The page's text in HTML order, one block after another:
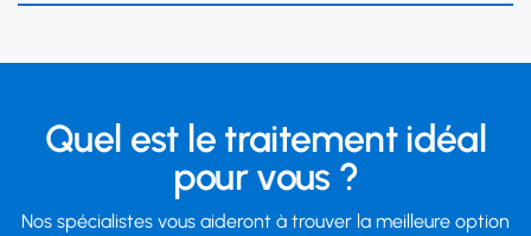
Quel est le traitement idéal
pour vous ?
Nos spécialistes vous aideront à trouver la meilleure option